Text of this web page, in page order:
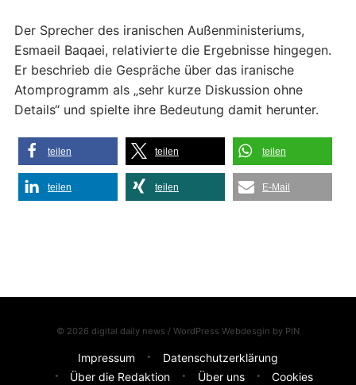
Der Sprecher des iranischen Außenministeriums,
Esmaeil Baqaei, relativierte die Ergebnisse hingegen.
Er beschrieb die Gespräche über das iranische
Atomprogramm als „sehr kurze Diskussion ohne
Details“ und spielte ihre Bedeutung damit herunter.
teilen teilen teilen
teilen teilen E-Mail
© 2026 digital daily news / WordPress Webdesgin by PIN
Impressum
Datenschutzerklärung
Über die Redaktion
Über uns
Cookies